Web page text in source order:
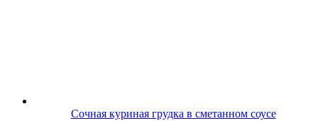
Сочная куриная грудка в сметанном соусе